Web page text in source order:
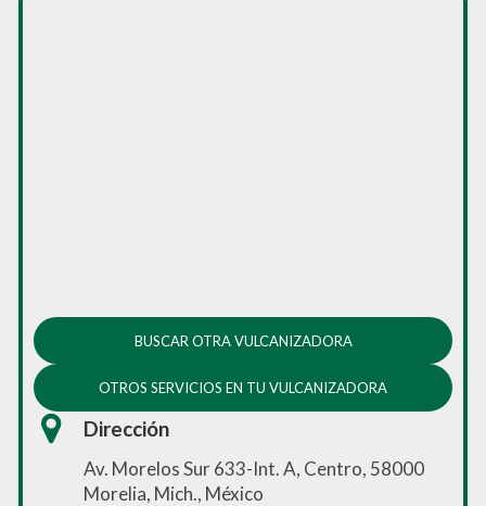
BUSCAR OTRA VULCANIZADORA
OTROS SERVICIOS EN TU VULCANIZADORA
Dirección
Av. Morelos Sur 633-Int. A, Centro, 58000
Morelia, Mich., México